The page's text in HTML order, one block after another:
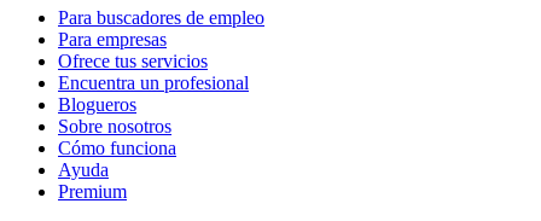
Para buscadores de empleo
Para empresas
Ofrece tus servicios
Encuentra un profesional
Blogueros
Sobre nosotros
Cómo funciona
Ayuda
Premium